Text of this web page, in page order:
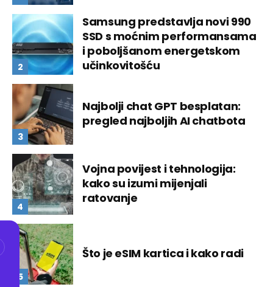
Samsung predstavlja novi 990
SSD s moćnim performansama
i poboljšanom energetskom
učinkovitošću
Najbolji chat GPT besplatan:
pregled najboljih AI chatbota
Vojna povijest i tehnologija:
kako su izumi mijenjali
ratovanje
Što je eSIM kartica i kako radi